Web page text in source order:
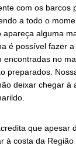
com os barcos
a todo o
apareça alguma
é possível fazer
encontradas no
preparados.
deixar chegar à
que apesar
à costa da Região